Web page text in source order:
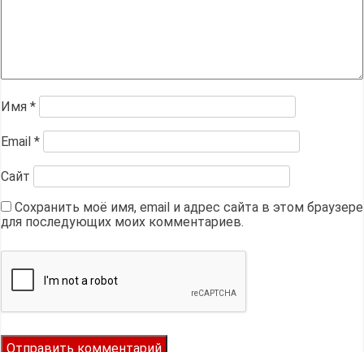
Имя *
Email *
Сайт
Сохранить моё имя, email и адрес сайта в этом браузере
для последующих моих комментариев.